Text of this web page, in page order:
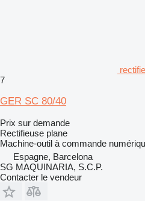
7
GER SC 80/40
Prix sur demande
Rectifieuse plane
Machine-outil à commande
Espagne, Barcelona
SG MAQUINARIA, S.C.P.
Contacter le vendeur